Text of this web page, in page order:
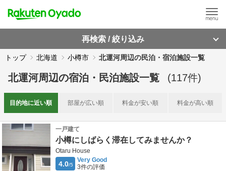
再検索 / 絞り込み
トップ 北海道 小樽市 北運河周辺の民泊・宿泊施設一覧
北運河周辺の宿泊・民泊施設一覧 (117件)
目的地に近い順 部屋が広い順 料金が安い順 料金が高い順
一戸建て
小樽にしばらく滞在してみませんか？
Otaru House
4.0/5
Very Good
3件の評価